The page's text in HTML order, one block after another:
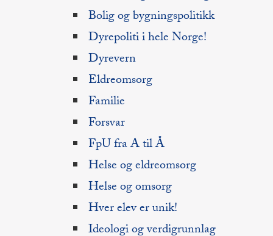
Bolig og bygningspolitikk
Dyrepoliti i hele Norge!
Dyrevern
Eldreomsorg
Familie
Forsvar
FpU fra A til Å
Helse og eldreomsorg
Helse og omsorg
Hver elev er unik!
Ideologi og verdigrunnlag